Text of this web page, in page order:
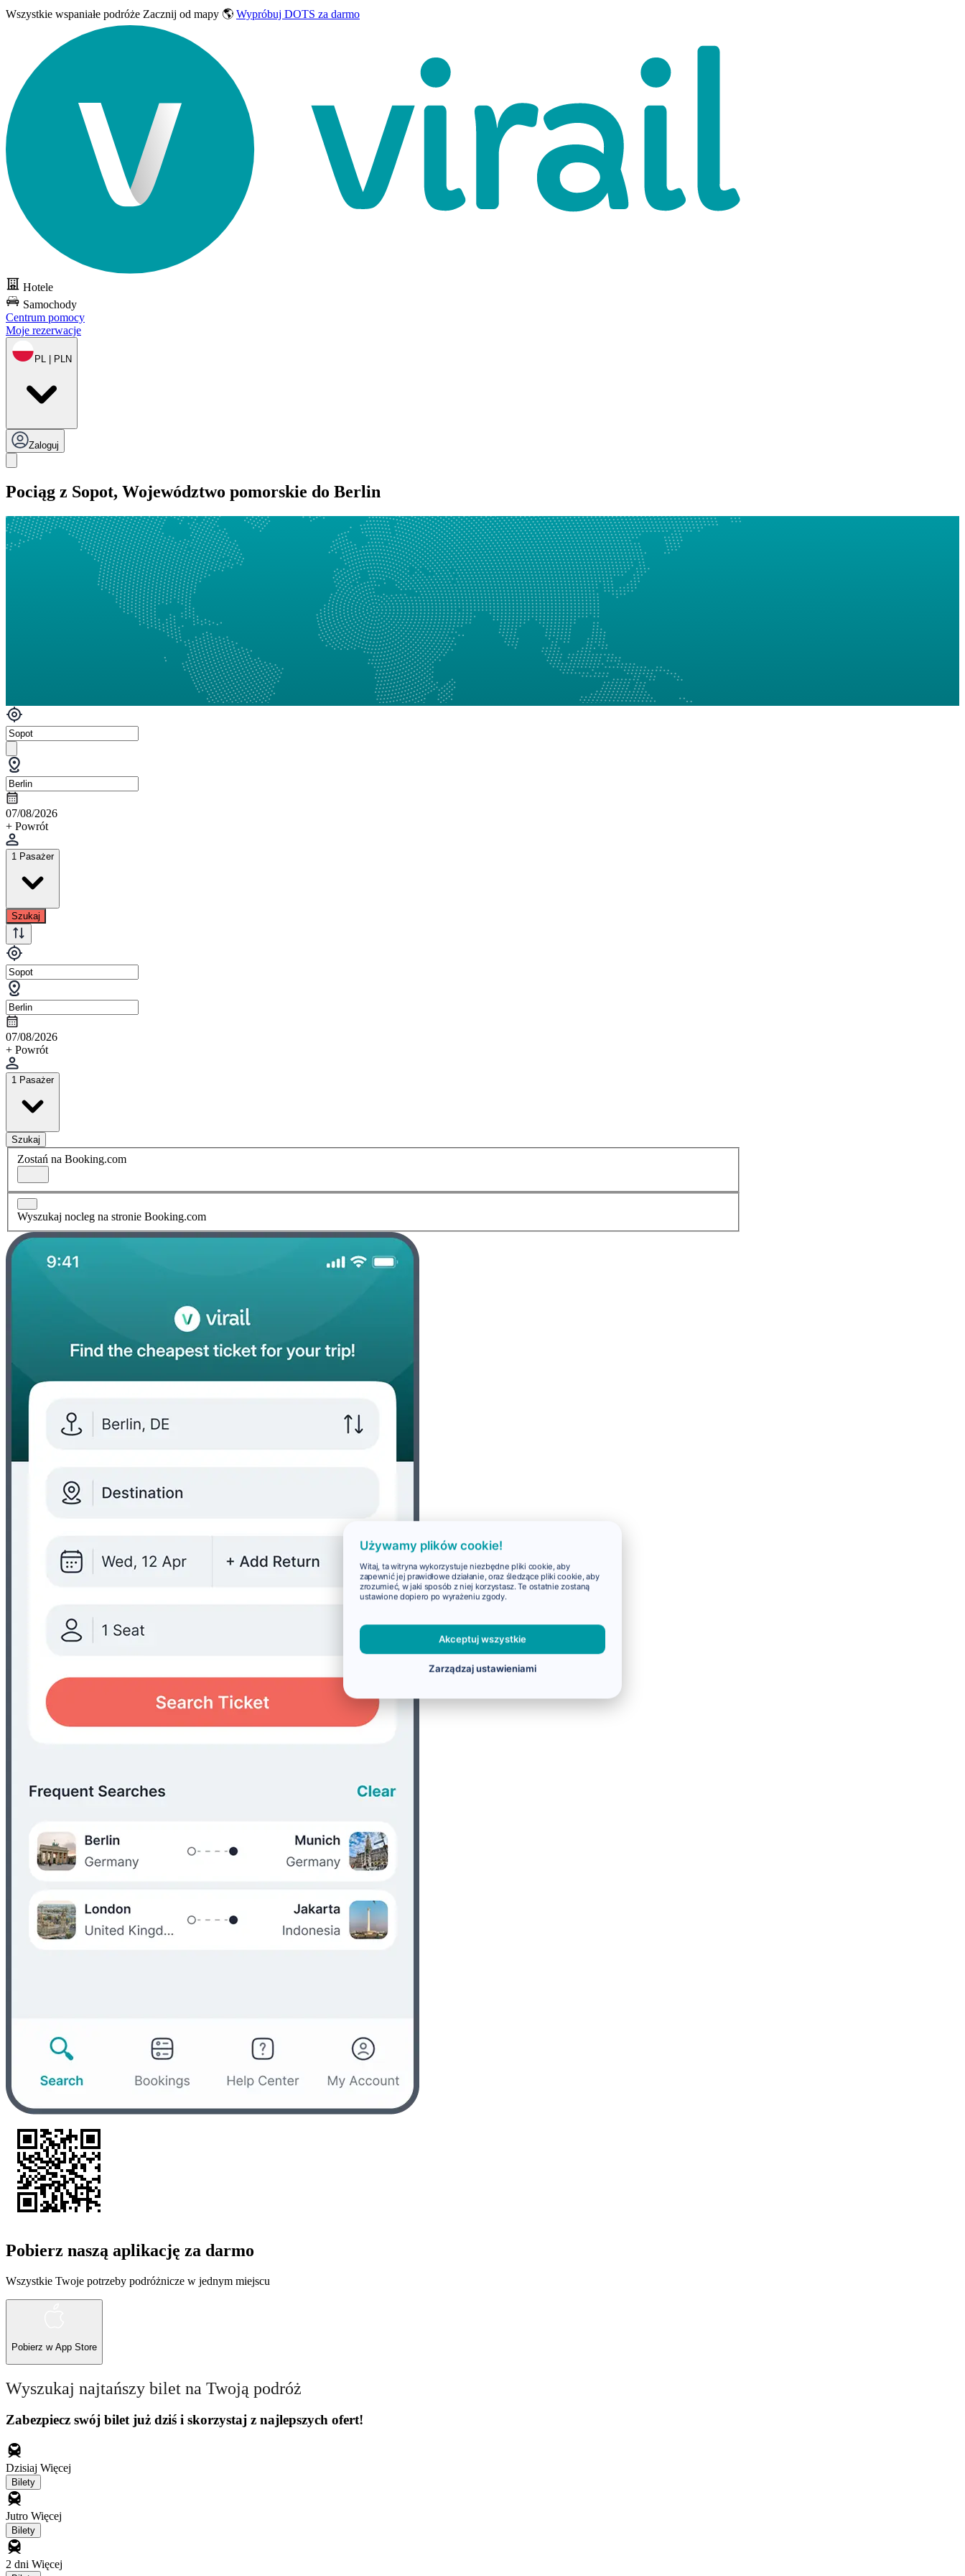
Wszystkie wspaniałe podróże Zacznij od mapy 🌎 Wypróbuj DOTS za darmo
Hotele
Samochody
Centrum pomocy
Moje rezerwacje
PL | PLN
Zaloguj
Pociąg z Sopot, Województwo pomorskie do Berlin
07/08/2026
+ Powrót
1 Pasażer
Szukaj
07/08/2026
+ Powrót
1 Pasażer
Szukaj
Zostań na Booking.com
Wyszukaj nocleg na stronie Booking.com
Pobierz naszą aplikację za darmo
Wszystkie Twoje potrzeby podróżnicze w jednym miejscu
Pobierz w App Store
Wyszukaj najtańszy bilet na Twoją podróż
Zabezpiecz swój bilet już dziś i skorzystaj z najlepszych ofert!
Dzisiaj Więcej
Bilety
Jutro Więcej
Bilety
2 dni Więcej
Używamy plików cookie!
Witaj, ta witryna wykorzystuje niezbędne pliki cookie, aby
zapewnić jej prawidłowe działanie, oraz śledzące pliki cookie, aby
zrozumieć, w jaki sposób z niej korzystasz. Te ostatnie zostaną
ustawione dopiero po wyrażeniu zgody.
Akceptuj wszystkie
Zarządzaj ustawieniami